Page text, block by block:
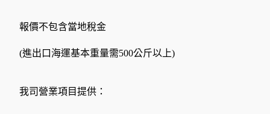
報價不包含當地稅金
(進出口海運基本重量需500公斤以上)
我司營業項目提供：